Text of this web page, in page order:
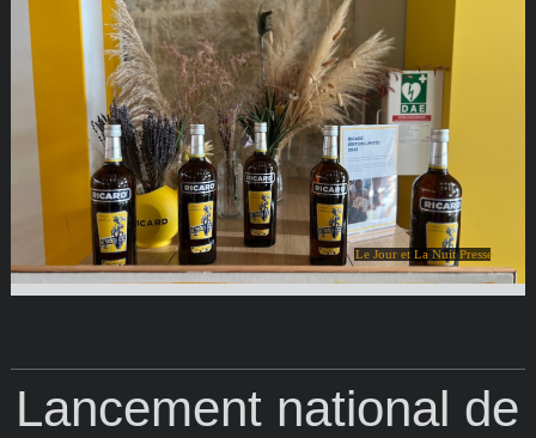
Le Jour et La Nuit Presse
Lancement national de